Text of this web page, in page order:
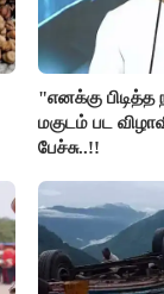
"எனக்கு
மகுடம் பட
பேச்சு..!!